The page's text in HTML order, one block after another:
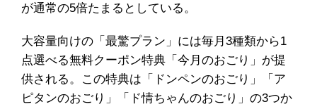
が通常の5倍たまるとしている。
大容量向けの「最驚プラン」には毎月3種類から1
点選べる無料クーポン特典「今月のおごり」が提
供される。この特典は「ドンペンのおごり」「ア
ピタンのおごり」「ド情ちゃんのおごり」の3つか